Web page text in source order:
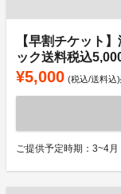
【早割チケット
ック送料税込
¥5,000 (税込/送料込)
ご提供予定時期：3~4月